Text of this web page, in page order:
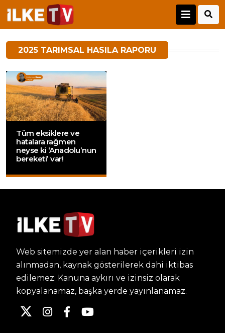
2025 TARIMSAL HASILA RAPORU
Tüm eksiklere ve
hatalara rağmen
neyse ki ‘Anadolu’nun
bereketi’ var!
Web sitemizde yer alan haber içerikleri izin
alınmadan, kaynak gösterilerek dahi iktibas
edilemez. Kanuna aykırı ve izinsiz olarak
kopyalanamaz, başka yerde yayınlanamaz.